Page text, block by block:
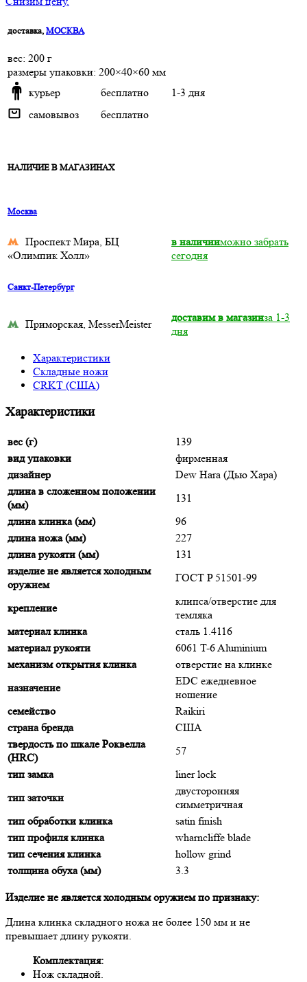
доставка, МОСКВА
веc: 200 г
размеры упаковки: 200×40×60 мм
курьер
бесплатно
1-3 дня
самовывоз
бесплатно
НАЛИЧИЕ В МАГАЗИНАХ
Москва
Проспект Мира, БЦ
«Олимпик Холл»
в наличииможно забрать
сегодня
Санкт-Петербург
Приморская, MesserMeister
доставим в магазинза 1-3
дня
Характеристики
Складные ножи
CRKT (США)
Характеристики
вес (г)
139
вид упаковки
фирменная
дизайнер
Dew Hara (Дью Хара)
длина в сложенном положении
(мм)
131
длина клинка (мм)
96
длина ножа (мм)
227
длина рукояти (мм)
131
изделие не является холодным
оружием
ГОСТ P 51501-99
крепление
клипса/отверстие для
темляка
материал клинка
сталь 1.4116
материал рукояти
6061 T-6 Aluminium
механизм открытия клинка
отверстие на клинке
назначение
EDC ежедневное
ношение
семейство
Raikiri
страна бренда
США
твердость по шкале Роквелла
(HRC)
57
тип замка
liner lock
тип заточки
двусторонняя
симметричная
тип обработки клинка
satin finish
тип профиля клинка
wharncliffe blade
тип сечения клинка
hollow grind
толщина обуха (мм)
3.3
Изделие не является холодным оружием по признаку:
Длина клинка складного ножа не более 150 мм и не
превышает длину рукояти.
Комплектация:
Нож складной.